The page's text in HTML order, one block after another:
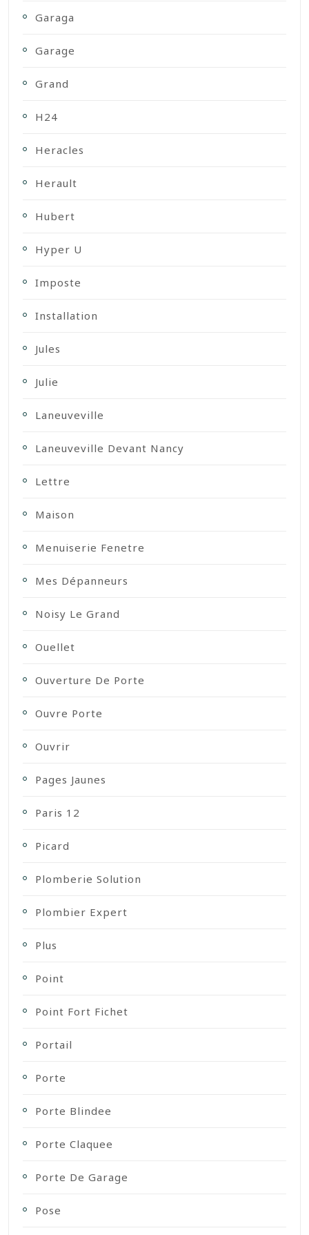
Garaga
Garage
Grand
H24
Heracles
Herault
Hubert
Hyper U
Imposte
Installation
Jules
Julie
Laneuveville
Laneuveville Devant Nancy
Lettre
Maison
Menuiserie Fenetre
Mes Dépanneurs
Noisy Le Grand
Ouellet
Ouverture De Porte
Ouvre Porte
Ouvrir
Pages Jaunes
Paris 12
Picard
Plomberie Solution
Plombier Expert
Plus
Point
Point Fort Fichet
Portail
Porte
Porte Blindee
Porte Claquee
Porte De Garage
Pose